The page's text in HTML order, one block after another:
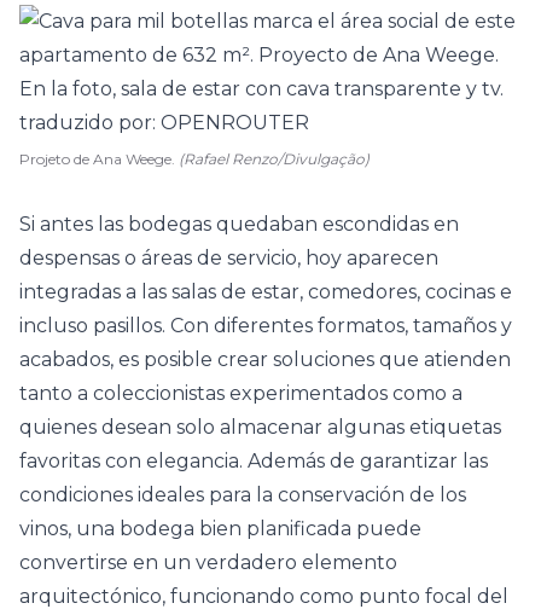
Projeto de Ana Weege. (Rafael Renzo/Divulgação)
Si antes las bodegas quedaban escondidas en
despensas o áreas de servicio, hoy aparecen
integradas a las salas de estar, comedores, cocinas e
incluso pasillos. Con diferentes formatos, tamaños y
acabados, es posible crear soluciones que atienden
tanto a coleccionistas experimentados como a
quienes desean solo almacenar algunas etiquetas
favoritas con elegancia. Además de garantizar las
condiciones ideales para la conservación de los
vinos, una bodega bien planificada puede
convertirse en un verdadero elemento
arquitectónico, funcionando como punto focal del